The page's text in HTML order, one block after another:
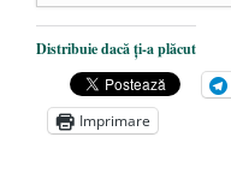
O nouă
amazoniană,
COP30 - 14
Alegeri
Distribuie dacă ți-a plăcut
Imprimare